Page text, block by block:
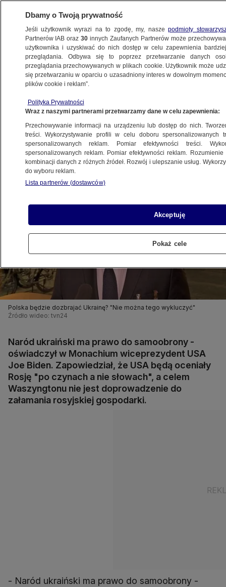
ŚWIAT
Ukraińcy mają prawo do samoobrony"
7.02.2015, 16:32Aktualizacja: 7.02.2015, 16:33
Udostępnij
Polska będzie dozbrajać Ukrainę? "Nie można tego wykluczyć"
Źródło wideo: tvn24
Naród ukraiński ma prawo do samoobrony -
oświadczył w Monachium wiceprezydent USA
Joe Biden. Zapowiedział, że USA będą oceniały
Rosję "po czynach a nie słowach", a celem
Waszyngtonu nie jest doprowadzenie do
załamania rosyjskiej gospodarki.
- Naród ukraiński ma prawo do samoobrony -
Dbamy o Twoją prywatność
Jeśli użytkownik wyrazi na to zgodę, my, naszepodmioty
Partnerów IAB oraz30 innych Zaufanych Partnerów może
użytkownika i uzyskiwać do nich dostęp w celu zapewnienia
przeglądania. Odbywa się to poprzez przetwarzanie danych
przeglądania przechowywanych w plikach cookie. Użytkownik może
się przetwarzaniu w oparciu o uzasadniony interes w dowolnym
plików cookie i reklam”.
Polityka Prywatności
Wraz z naszymi partnerami przetwarzamy dane w celu zapewnienia:
Przechowywanie informacji na urządzeniu lub dostęp do nich.
treści. Wykorzystywanie profili w celu doboru spersonalizowanych
spersonalizowanych reklam. Pomiar efektywności treści.
spersonalizowanych reklam. Pomiar efektywności reklam.
kombinacji danych z różnych źródeł. Rozwój i ulepszanie usług.
do wyboru reklam.
Lista partnerów (dostawców)
Akceptuję
Pokaż cele